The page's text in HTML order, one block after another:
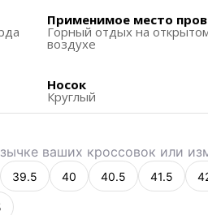
вокруг всего верха,
ASICS на более
обеспечивая
Применимое место
Горный отдых на
воздухе
Носок
Круглый
ваших кроссовок или
39.5 40 40.5 41.5